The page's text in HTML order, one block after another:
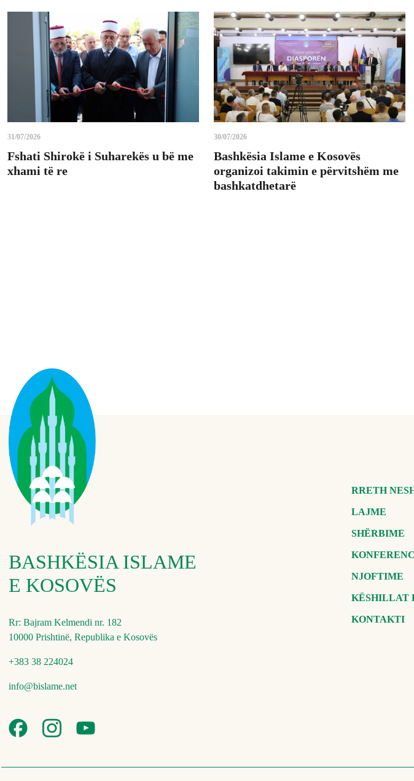
31/07/2026
Fshati Shirokë i Suharekës u bë me
xhami të re
30/07/2026
Bashkësia Islame e Kosovës
organizoi takimin e përvitshëm me
bashkatdhetarë
BASHKËSIA ISLAME
E KOSOVËS
Rr: Bajram Kelmendi nr. 182
10000 Prishtinë, Republika e Kosovës
+383 38 224024
info@bislame.net
RRETH
LAJME
SHËRBIME
NJOFTIME
KËSHILLAT
KONTAKTI